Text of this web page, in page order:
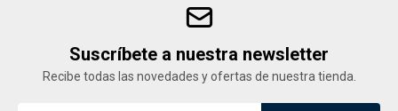
Suscríbete a nuestra newsletter
Recibe todas las novedades y ofertas de nuestra tienda.